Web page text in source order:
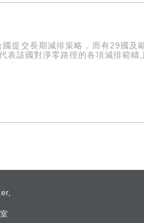
提交長期減排策略，而有29國及
該國對淨零路徑的各項減排範疇